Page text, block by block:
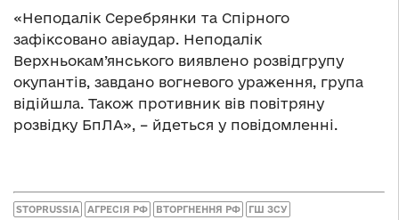
«Неподалік Серебрянки та Спірного
зафіксовано авіаудар. Неподалік
Верхньокам’янського виявлено розвідгрупу
окупантів, завдано вогневого ураження, група
відійшла. Також противник вів повітряну
розвідку БпЛА», – йдеться у повідомленні.
STOPRUSSIA АГРЕСІЯ РФ ВТОРГНЕННЯ РФ ГШ ЗСУ